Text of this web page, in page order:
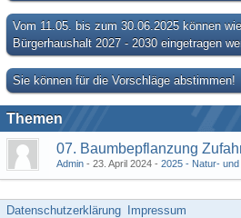
Vom 11.05. bis zum 30.06.2025 können
Bürgerhaushalt 2027 - 2030 eingetragen
Sie können für die Vorschläge abstimmen!
Themen
07. Baumbepflanzung
Admin 23. April 2024 2025 - Natur-
Datenschutzerklärung Impressum